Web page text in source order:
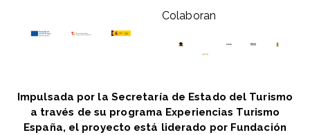
Colaboran
Impulsada por la Secretaría de Estado del Turismo
a través de su programa Experiencias Turismo
España, el proyecto está liderado por Fundación